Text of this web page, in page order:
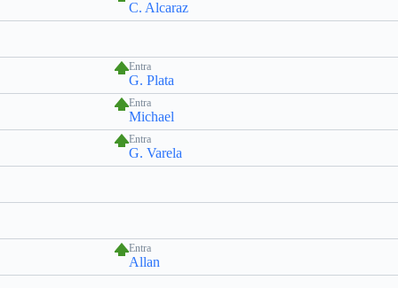
C. Alcaraz
Entra
G. Plata
Entra
Michael
Entra
G. Varela
Entra
Allan